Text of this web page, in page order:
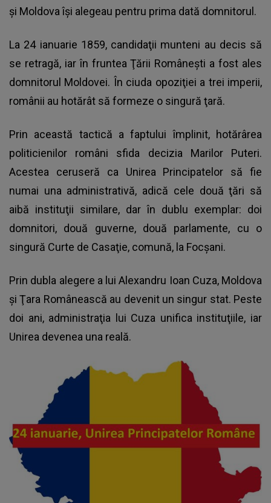
şi Moldova îşi alegeau pentru prima dată domnitorul.
La 24 ianuarie 1859, candidaţii munteni au decis să
se retragă, iar în fruntea Ţării Româneşti a fost ales
domnitorul Moldovei. În ciuda opoziţiei a trei imperii,
românii au hotărât să formeze o singură ţară.
Prin această tactică a faptului împlinit, hotărârea
politicienilor români sfida decizia Marilor Puteri.
Acestea ceruseră ca Unirea Principatelor să fie
numai una administrativă, adică cele două ţări să
aibă instituţii similare, dar în dublu exemplar: doi
domnitori, două guverne, două parlamente, cu o
singură Curte de Casaţie, comună, la Focşani.
Prin dubla alegere a lui Alexandru Ioan Cuza, Moldova
şi Ţara Românească au devenit un singur stat. Peste
doi ani, administraţia lui Cuza unifica instituţiile, iar
Unirea devenea una reală.